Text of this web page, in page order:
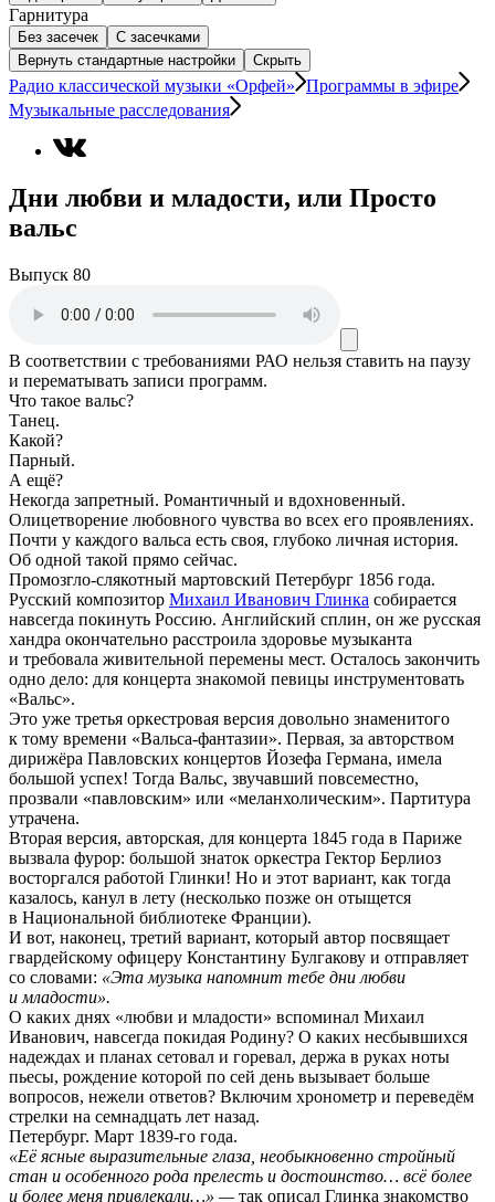
Гарнитура
Без засечек
С засечками
Вернуть стандартные настройки
Скрыть
Радио классической музыки «Орфей»
Программы в эфире
Музыкальные расследования
Дни любви и младости, или Просто
вальс
Выпуск 80
В соответствии с требованиями РАО нельзя ставить на паузу
и перематывать записи программ.
Что такое вальс?
Танец.
Какой?
Парный.
А ещё?
Некогда запретный. Романтичный и вдохновенный.
Олицетворение любовного чувства во всех его проявлениях.
Почти у каждого вальса есть своя, глубоко личная история.
Об одной такой прямо сейчас.
Промозгло-слякотный мартовский Петербург 1856 года.
Русский композитор Михаил Иванович Глинка собирается
навсегда покинуть Россию. Английский сплин, он же русская
хандра окончательно расстроила здоровье музыканта
и требовала живительной перемены мест. Осталось закончить
одно дело: для концерта знакомой певицы инструментовать
«Вальс».
Это уже третья оркестровая версия довольно знаменитого
к тому времени «Вальса-фантазии». Первая, за авторством
дирижёра Павловских концертов Йозефа Германа, имела
большой успех! Тогда Вальс, звучавший повсеместно,
прозвали «павловским» или «меланхолическим». Партитура
утрачена.
Вторая версия, авторская, для концерта 1845 года в Париже
вызвала фурор: большой знаток оркестра Гектор Берлиоз
восторгался работой Глинки! Но и этот вариант, как тогда
казалось, канул в лету (несколько позже он отыщется
в Национальной библиотеке Франции).
И вот, наконец, третий вариант, который автор посвящает
гвардейскому офицеру Константину Булгакову и отправляет
со словами: «Эта музыка напомнит тебе дни любви
и младости».
О каких днях «любви и младости» вспоминал Михаил
Иванович, навсегда покидая Родину? О каких несбывшихся
надеждах и планах сетовал и горевал, держа в руках ноты
пьесы, рождение которой по сей день вызывает больше
вопросов, нежели ответов? Включим хронометр и переведём
стрелки на семнадцать лет назад.
Петербург. Март 1839-го года.
«Её ясные выразительные глаза, необыкновенно стройный
стан и особенного рода прелесть и достоинство… всё более
и более меня привлекали…» —так описал Глинка знакомство